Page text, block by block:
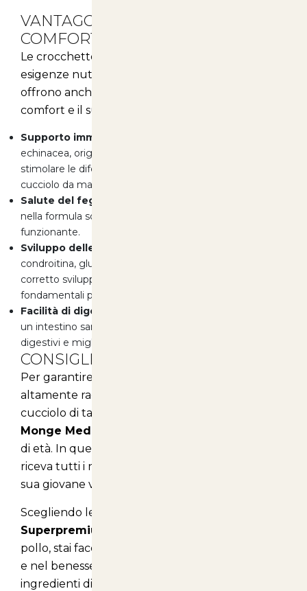
VANTAGGI PER LA SALUTE E IL
COMFORT DEL TUO CUCCIOLO
Le crocchette Monge non solo soddisfano le
esigenze nutrizionali del tuo cucciolo, ma
offrono anche numerosi vantaggi per il suo
comfort e il suo benessere generale:
Supporto immunitario:
echinacea, origano e aglio, queste crocchette aiutano a
stimolare le difese immunitarie, proteggendo il tuo
cucciolo da malattie.
Salute del fegato:
nella formula sono mirati a mantenere il fegato sano e
funzionante.
Sviluppo delle ossa e articolazioni:
condroitina, glucosamina, calcio e fosforo supporta il
corretto sviluppo delle ossa e delle articolazioni,
fondamentali per i cuccioli in crescita.
Facilità di digestione:
un intestino sano, riducendo il rischio di problemi
digestivi e migliorando il benessere generale.
CONSIGLI PER L'ALIMENTAZIONE
Per garantire una crescita ottimale e sana, è
altamente raccomandato alimentare il tuo
cucciolo di taglia media con le crocchette
Monge Medium Puppy & Junior
di età. In questo modo, potrai assicurarti che
riceva tutti i nutrienti necessari per affrontare la
sua giovane vita con energia e vitalità.
Scegliendo le
Superpremium Medium Puppy & Junior
pollo, stai facendo un investimento nella salute
e nel benessere del tuo cucciolo. Con
ingredienti di qualità, una formulazione